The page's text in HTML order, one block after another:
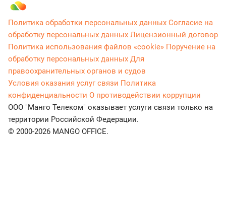
Политика обработки персональных данных Согласие на
обработку персональных данных Лицензионный договор
Политика использования файлов «cookie» Поручение на
обработку персональных данных Для
правоохранительных органов и судов
Условия оказания услуг связи Политика
конфиденциальности О противодействии коррупции
ООО "Манго Телеком" оказывает услуги связи только на
территории Российской Федерации.
© 2000-2026 MANGO OFFICE.